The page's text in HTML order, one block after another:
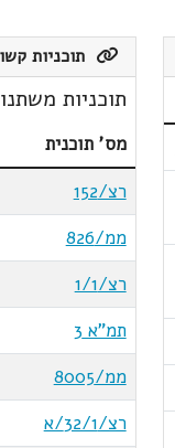
תוכניות
תוכניות
מס' תוכנית
רצ/152
ממ/826
רצ/1/1
תמ"א 3
ממ/8005
רצ/32/1/א